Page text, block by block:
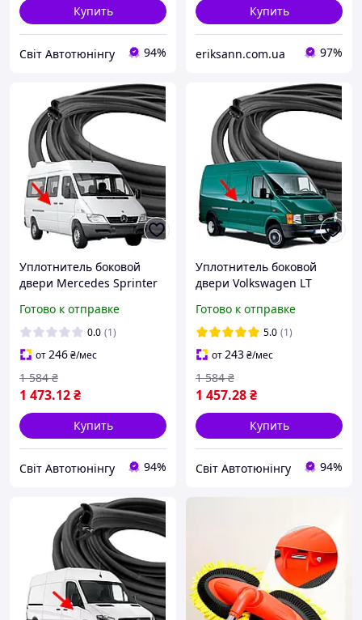
Купить
Світ Автотюнінгу 94%
Купить
eriksann.com.ua 97%
Уплотнитель боковой
двери Mercedes Sprinter
Готово к отправке
0.0 (1)
от246₴/мес
1 473.12₴
1 584 ₴
Купить
Світ Автотюнінгу 94%
Уплотнитель боковой
двери Volkswagen LT
Готово к отправке
5.0 (1)
от243₴/мес
1 457.28₴
1 584 ₴
Купить
Світ Автотюнінгу 94%